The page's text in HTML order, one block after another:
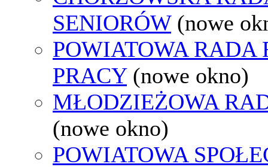
SENIORÓW (nowe
POWIATOWA RADA
PRACY (nowe okno)
MŁODZIEŻOWA
(nowe okno)
POWIATOWA